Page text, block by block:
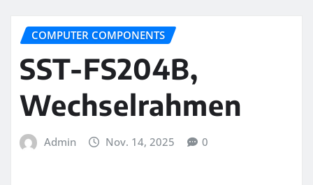
COMPUTER COMPONENTS
SST-FS204B,
Wechselrahmen
Admin Nov. 14, 2025 0